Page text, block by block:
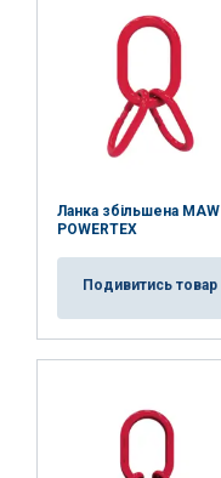
Ланка збільшена MAW
POWERTEX
Подивитись товар